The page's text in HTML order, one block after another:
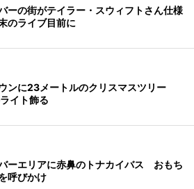
ーの街がテイラー・スウィフトさん仕様
のライブ目前に
ンに23メートルのクリスマスツリー
イト飾る
ーエリアに赤鼻のトナカイバス おもち
呼びかけ